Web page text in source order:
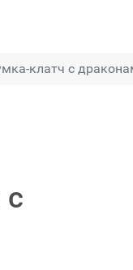
клатч с